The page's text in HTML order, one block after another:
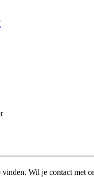
Wil je contact met